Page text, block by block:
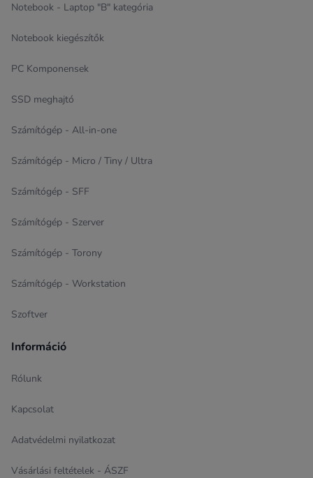
Notebook - Laptop "B" kategória
Notebook kiegészítők
PC Komponensek
SSD meghajtó
Számítógép - All-in-one
Számítógép - Micro / Tiny / Ultra
Számítógép - SFF
Számítógép - Szerver
Számítógép - Torony
Számítógép - Workstation
Szoftver
Információ
Rólunk
Kapcsolat
Adatvédelmi nyilatkozat
Vásárlási feltételek - ÁSZF